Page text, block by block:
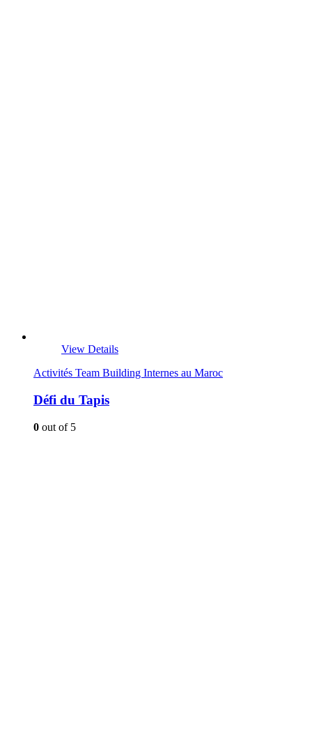
View Details
Activités Team Building Internes au Maroc
Défi du Tapis
0 out of 5